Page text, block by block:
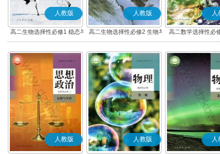
人教版
高二生物选择性必修1 稳态与
调节
人教版
高二生物选择性必修2 生物与
环境
人
高二数学选择性必
(A版)
人教版 人教版 人